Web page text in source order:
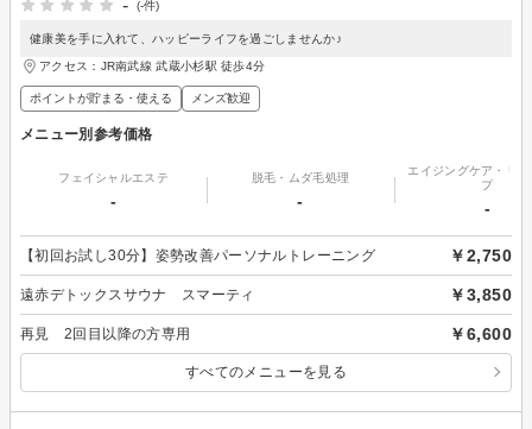
-
(-件)
健康美を手に入れて、ハッピーライフを過ごしませんか♪
アクセス：JR南武線 武蔵小杉駅 徒歩4分
ポイントが貯まる・使える メンズ歓迎
メニュー別参考価格
フェイシャルエステ
-
脱毛・ムダ毛処理
-
エイジングケア・リ
プ
-
【初回お試し30分】姿勢改善パーソナルトレーニング ￥2,750
遠赤デトックスサウナ スマーティ ￥3,850
再見 2回目以降の方専用 ￥6,600
すべてのメニューを見る